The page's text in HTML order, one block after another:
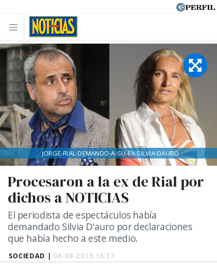
SOCIEDAD | 06-08-2013 16:37
Procesaron a la ex de Rial por
dichos a NOTICIAS
El periodista de espectáculos había
demandado Silvia D'auro por declaraciones
que había hecho a este medio.
JORGE-RIAL-DEMANDO-A-SU-EX-SILVIA-DAURO